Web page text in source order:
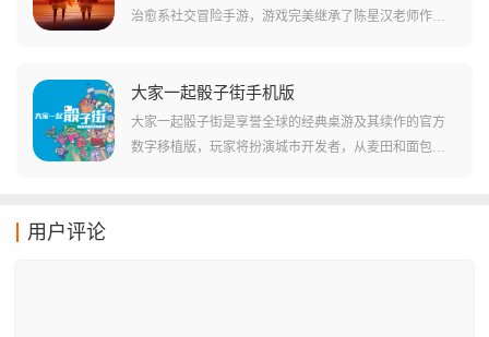
家们要如何处理呢？
治愈系社交冒险手游，游戏完美继承了陈星汉老师作品
活动，你都将通过收集光之翼结交好友来传递火光，书
写属于你的冒险篇章。
大家一起骰子街手机版
大家一起骰子街是享誉全球的经典桌游及其续作的官方
数字移植版，玩家将扮演城市开发者，从麦田和面包店
用户评论